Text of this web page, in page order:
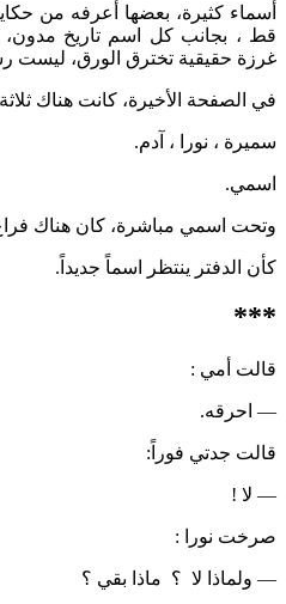
أسماء كثيرة، بعضها أعرفه من
قط ، بجانب كل اسم تاريخ مدون،
غرزة حقيقية تخترق الورق، ليست
في الصفحة الأخيرة، كانت هناك
سميرة ، نورا ، آدم.
اسمي.
وتحت اسمي مباشرة، كان هناك
كأن الدفتر ينتظر اسماً جديداً.
***
قالت أمي :
— احرقه.
قالت جدتي فوراً:
— لا !
صرخت نورا :
— ولماذا لا ؟ ماذا بقي ؟